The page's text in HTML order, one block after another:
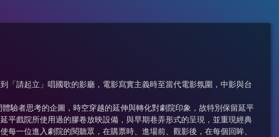
「請起立」唱國歌的影廳，電影寫實主義時至當代電影氛圍，中影與台
驗者思考的企圖，時空穿越的延伸與轉化對劇院印象，故特別保留延平
戲院所使用過的膠卷放映設備，與早期巷弄形式的呈現，並重現經典
一位進入劇院的閱聽眾，在購票時、進場前、觀影後，在每個回眸、